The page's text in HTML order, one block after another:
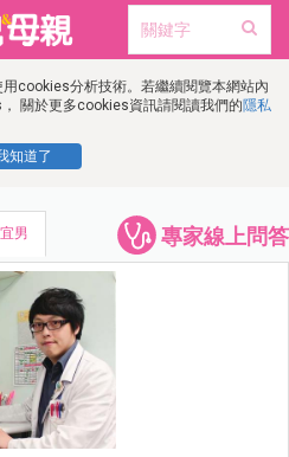
cookies分析技術。若繼續閱覽本網站內
關於更多cookies資訊請閱讀我們的隱私
知道了
專家線上問答
男